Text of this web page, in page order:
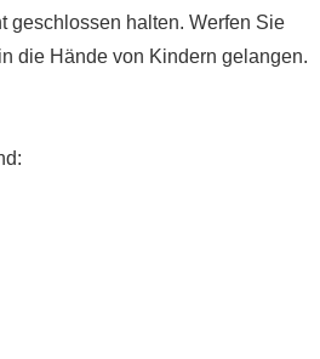
geschlossen halten. Werfen Sie
die Hände von Kindern gelangen.